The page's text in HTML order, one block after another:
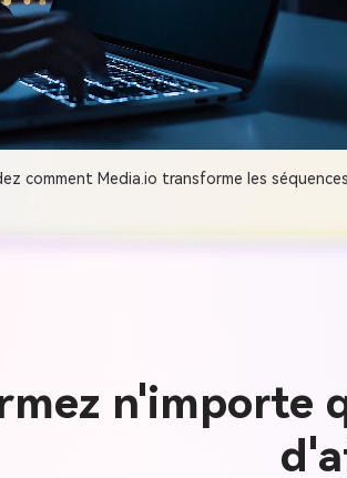
comment Media.io transforme les
n'importe